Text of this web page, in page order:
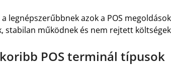
a legnépszerűbbnek azok a POS
stabilan működnek és nem rejtett
POS terminál típusok